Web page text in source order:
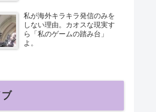
私が海外キラキラ発信のみを
しない理由。カオスな現実す
ら「私のゲームの踏み台」
よ。